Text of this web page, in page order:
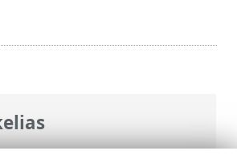
žinynas>ESET Security